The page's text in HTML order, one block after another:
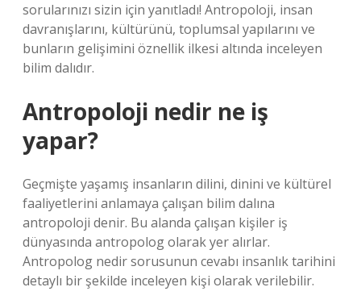
sorularınızı sizin için yanıtladı! Antropoloji, insan
davranışlarını, kültürünü, toplumsal yapılarını ve
bunların gelişimini öznellik ilkesi altında inceleyen
bilim dalıdır.
Antropoloji nedir ne iş
yapar?
Geçmişte yaşamış insanların dilini, dinini ve kültürel
faaliyetlerini anlamaya çalışan bilim dalına
antropoloji denir. Bu alanda çalışan kişiler iş
dünyasında antropolog olarak yer alırlar.
Antropolog nedir sorusunun cevabı insanlık tarihini
detaylı bir şekilde inceleyen kişi olarak verilebilir.